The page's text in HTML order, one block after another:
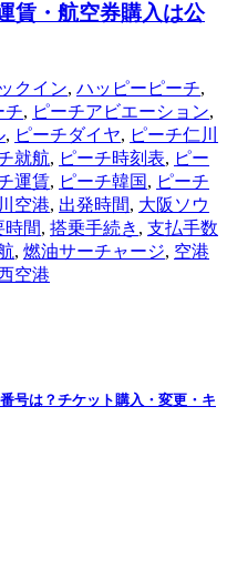
賃・航空券購入は公
クイン, ハッピーピーチ,
チ, ピーチアビエーション,
, ピーチダイヤ, ピーチ仁川
就航, ピーチ時刻表, ピー
運賃, ピーチ韓国, ピーチ
空港, 出発時間, 大阪ソウ
時間, 搭乗手続き , 支払手数
, 燃油サーチャージ, 空港
空港
号は？チケット購入・変更・キ